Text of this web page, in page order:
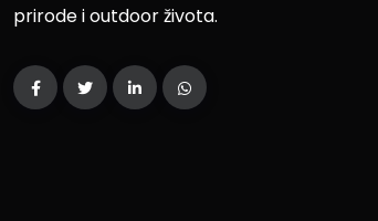
prirode i outdoor života.